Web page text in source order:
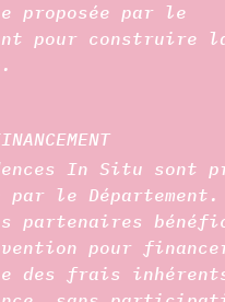
proposée par le
pour construire
In Situ sont
par le Département.
partenaires
pour
des frais